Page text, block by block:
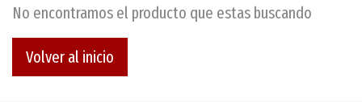
No encontramos el producto que estas buscando
Volver al inicio